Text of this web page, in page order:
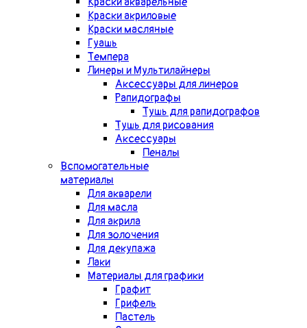
Краски акриловые
Краски масляные
Гуашь
Темпера
Линеры и Мультилайнеры
Аксессуары для линеров
Рапидографы
Тушь для рапидографов
Тушь для рисования
Аксессуары
Пеналы
Вспомогательные
материалы
Для акварели
Для масла
Для акрила
Для золочения
Для декупажа
Лаки
Материалы для графики
Графит
Грифель
Пастель